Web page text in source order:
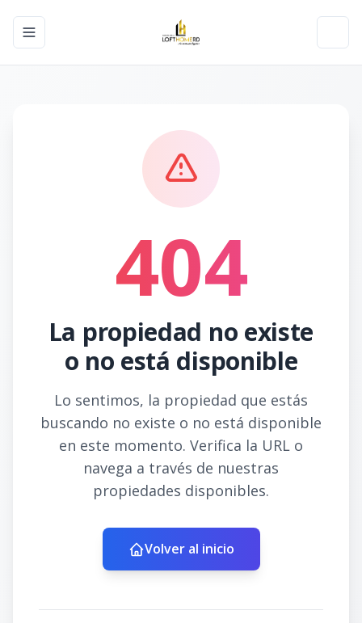
Toggle navigation menu
404
La propiedad no existe
o no está disponible
Lo sentimos, la propiedad que estás
buscando no existe o no está disponible
en este momento. Verifica la URL o
navega a través de nuestras
propiedades disponibles.
Volver al inicio